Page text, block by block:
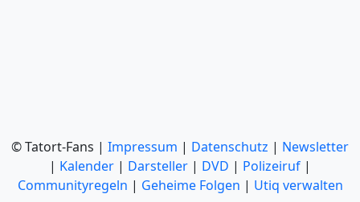
© Tatort-Fans | Impressum | Datenschutz | Newsletter
| Kalender | Darsteller | DVD | Polizeiruf |
Communityregeln | Geheime Folgen | Utiq verwalten